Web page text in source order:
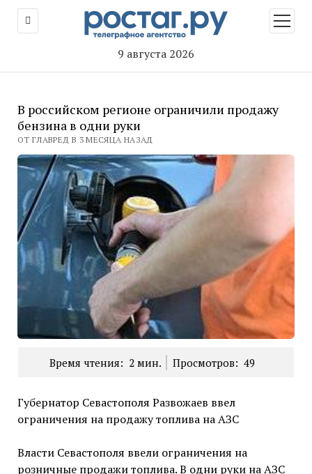
9 августа 2026
меню
В российском регионе ограничили продажу
бензина в одни руки
ОТ ГЛАВРЕД В 3 МЕСЯЦА НАЗАД
Время чтения: 2 мин. Просмотров: 49
Губернатор Севастополя Развожаев ввел
ограничения на продажу топлива на АЗС
Власти Севастополя ввели ограничения на
розничные продажи топлива. В одни руки на АЗС